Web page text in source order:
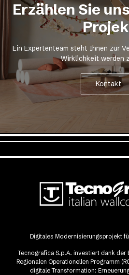
Erzählen Sie
Ein Expertenteam steht Ihnen zur
Wirklichkeit werden
Kontakt
Digitales Modernisierungsprojekt
Tecnografica S.p.A. investiert dank der
Regionalen Operationellen Programm
digitale Transformation: